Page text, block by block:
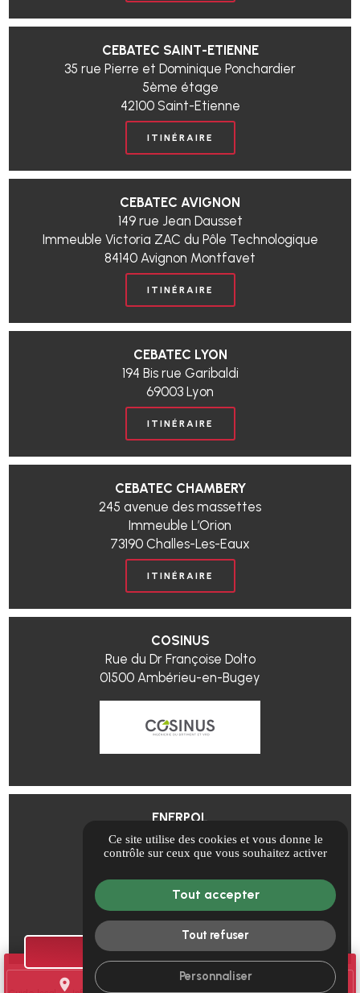
place call
CONTACT & DEVIS
CEBATEC SAINT-ETIENNE
35 rue Pierre et Dominique Ponchardier
5ème étage
42100 Saint-Etienne
ITINÉRAIRE
CEBATEC AVIGNON
149 rue Jean Dausset
Immeuble Victoria ZAC du Pôle Technologique
84140 Avignon Montfavet
ITINÉRAIRE
CEBATEC LYON
194 Bis rue Garibaldi
69003 Lyon
ITINÉRAIRE
CEBATEC CHAMBERY
245 avenue des massettes
Immeuble L’Orion
73190 Challes-Les-Eaux
ITINÉRAIRE
COSINUS
Rue du Dr Françoise Dolto
01500 Ambérieu-en-Bugey
ENERPOL
Rue du Dr Françoise Dolto
01500 Ambérieu-en-Bugey
Ce site utilise des cookies et vous donne le
contrôle sur ceux que vous souhaitez activer
Tout accepter
Tout refuser
Personnaliser